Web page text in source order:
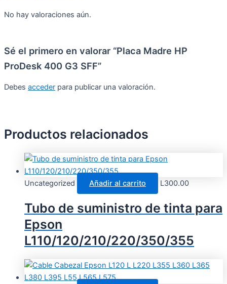
No hay valoraciones aún.
Sé el primero en valorar “Placa Madre HP
ProDesk 400 G3 SFF”
Debes acceder para publicar una valoración.
Productos relacionados
Uncategorized Añadir al carrito L300.00
Tubo de suministro de tinta para
Epson
L110/120/210/220/350/355